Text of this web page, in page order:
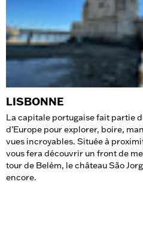
LISBONNE
La capitale portugaise fait partie
d’Europe pour explorer, boire,
vues incroyables. Située à
vous fera découvrir un front de
tour de Belém, le château São
encore.